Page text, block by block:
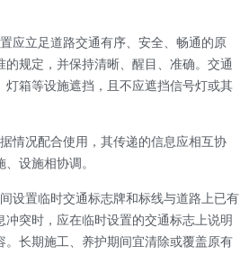
应立足道路交通有序、安全、畅通的原
的规定，并保持清晰、醒目、准确。交通
灯箱等设施遮挡，且不应遮挡信号灯或其
情况配合使用，其传递的信息应相互协
设施相协调。
设置临时交通标志牌和标线与道路上已有
冲突时，应在临时设置的交通标志上说明
。长期施工、养护期间宜清除或覆盖原有